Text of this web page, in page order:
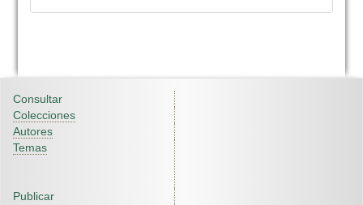
Consultar
Colecciones
Autores
Temas
Publicar